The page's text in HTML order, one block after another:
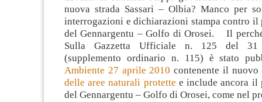
nuova strada Sassari – Olbia? Manco per
interrogazioni e dichiarazioni stampa contro il
del Gennargentu – Golfo di Orosei. Il
Sulla Gazzetta Ufficiale n. 125 del 31
(supplemento ordinario n. 115) è stato
Ambiente 27 aprile 2010 contenente il nuovo
delle aree naturali protette e include ancora il
del Gennargentu – Golfo di Orosei, come nel